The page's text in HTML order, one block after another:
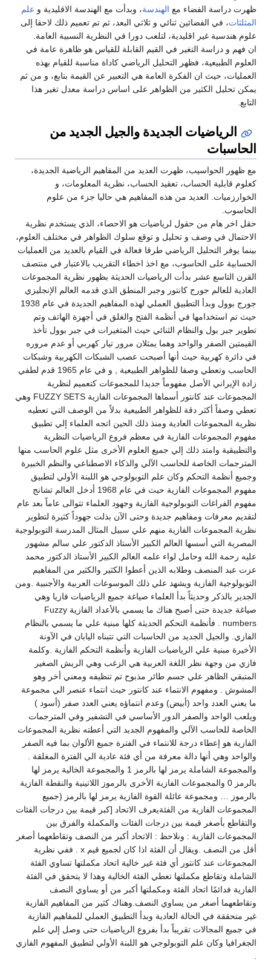
ظهرت دراسة الفضاء مع الهندسة، وبدأت مع الهندسة الاقليدية و علم
المثلثات، في الفضائين ثنائي و ثلاثي البعد، ثم تم تعميم ذلك لاحقا إلى
علوم هندسية غير اقليدية، لتلعب دورا في النظرية النسبية العامة.
ان فهم و دراسة التغير في القيم القابلة للقياس هو ظاهرة عامة في
العلوم الطبيعية، فظهر التحليل الرياضي كاداة مناسبة للقيام بهذه
العمليات، حيث ان الفكرة العامة هي التعبير عن القيمة بتابع، و من ثم
يمكن تحليل الكثير من الظواهر على اساس دراسة معدل تغير هذا
التابع.
الرياضيات الجديدة والجيل الجديد من
الحاسبات
مع ظهور الحواسيب، ظهرت العديد من المفاهيم الرياضية الجديدة،
كعلوم قابلية الحساب، تعقيد الحساب، نظرية المعلومات، و
الخوارزميات. العديد من هذه المفاهيم هي حاليا جزء من علوم
الحاسوب.
حقل اخر هام من حقول لرياضيات هو الاحصاء، الذي يستخدم نظرية
الاحتمال في وصف و تحليل و توقع سلوك الظواهر في مختلف العلوم،
بينما يوفر التحليل الرياضي طرقا فعالة في القيام بالعديد من العمليات
الحسابية على الحاسوب، مع اخذ اخطاء التقريب بالاعتبار في منتصف
القرن التاسع عشر بدأت الرياضيات الحديثة بظهور نظرية المجموعات
العادية للعالم جورج كانتور وجبر المنطق الذي قدمه العالم الإنجليزي
جورج بوول وبدأ التطبيق العملي لهذه المفاهيم الجديدة في عام 1938
حيث تم استخدامها في أنظمة الفتح والغلق في أجهزة الهاتف وتم
تطوير جبر بول والنظام الثنائي حيث المتغيرات في جبر بوول تأخذ
القيمتين الصفر والواحد وهما يمثلان مرور تيار كهربي أو عدم مروره
في دائرة كهربية حيث أنها أصبحت عصب الشبكات الكهربية وشبكات
الحاسب وتعطي وصفا للظواهر الطبيعية , و في عام 1965 قدم لطفي
زادة الإيراني الأصل مفهوماً جديدا للمجموعات كتعميم لنظرية
المجموعات عند كانتور أسماها المجموعات الفازية FUZZY SETS وهي
تعطي وصفاً أكثر دقة للظواهر الطبيعية بدلاً من الوصف التي تعطيه
نظرية المجموعات العادية ومنذ ذلك الحين اتجه العلماء إلي تطبيق
مفهوم المجموعات الفازية في معظم فروع الرياضيات النظرية
والتطبيقية وامتد ذلك إلي جميع العلوم الأخرى مثل علوم الحاسب منها
المترجمات الخاصة للحاسب الآلي والذكاء الاصطناعي والنظم الخبيرة
وجميع أنظمة التحكم وكان علم التوبولوجي هو اللبنة الأولي لتطبيق
مفهوم المجموعات الفازية حيث في عام 1968 أدخل العالم تشانج
مفهوم الفراغات التوبولوجية الفازية وجهود العلماء تتوالى عاماً بعد عام
لتقديم معرفات ومفاهيم جديدة وحتى الآن بذلت جهوداً كثيرة لتطوير
نظرية المجموعات الفازية منهم علي سبيل المثال المدرسة التوبولوجية
المصرية التي أسسها العالم الكبير الأستاذ الدكتور علي سالم مشهور
عليه رحمة الله وحامل لواء علمه العالم الكبير الأستاذ الدكتور محمد
عزت عبد المنصف وطلابه الذين أعطوا الكثير والكثير من المفاهيم
التوبولوجية الفازية ويشهد علي ذلك الموسوعات العربية والأجنبية .ومن
الجدير بالذكر وحديثاً بدأ العلماء صياغة جميع الرياضيات فازيا وهي
صياغة جديدة حتى أصبح هناك ما يسمي بالأعداد الفازية Fuzzy
numbers . فأنظمة التحكم الحديثة كلها مبنية علي ما يسمي بالنظام
الفازي. والجيل الجديد من الحاسبات التي تتبناه اليابان في الآونة
الأخيرة مبنية علي الرياضيات الفازية وأنظمة التحكم الفازية .وكلمة
فازي من وجهة نظر اللغة العربية هي الزغب وهي الريش الصغير
المتبقي الظاهر علي جسم طائر مذبوح تم تنظيفه ومعني أخر وهو
المشوش . ومفهوم الانتماء عند كانتور حيث انتماء عنصر الي مجموعة
ما يعني العدد واحد (أبيض) وعدم انتماؤه يعني العدد صفر (أسود )
ويلعب الواحد والصفر الدور الأساسي في التشفير وفي المترجمات
الخاصة للحاسب الآلي والمفهوم الجديد التي أعطته نظرية المجموعات
الفازية هو إعطاء درجة للانتماء في الفترة جميع الألوان بما فيه الصفر
والواحد وهي أنها دالة معرفة من أي فئة عادية الي الفترة المغلقة .
والمجموعة الشاملة يرمز لها بالرمز 1 والمجموعة الخالية يرمز لها
بالرمز 0 والمجموعات الفازية الأخرى بالرموز اللاتينية والنقطة الفازية
بالرموز … ومجموعة عائلة القوة الفازية يرمز لها بالرمز (جميع
المجموعات الفازية من الفئةيعرف الاتحاد [كبر قيمة بين درجات الفئات
والتقاطع بأصغر قيمة بين درجات الفئات والمكملة والفرق بين
المجموعات الفازية : ونلاحظ : الاتحاد أكبر من النصف وتقاطعهما أصغر
أقل من النصف .ويقال أن الفئة اذا كان لجميع قيم x . ففي نظرية
المجموعات عند كانتور أي فئة غير خالية اتحاد مكملتها تساوي الفئة
الشاملة وتقاطع مكملتها تعطي الفئة الخالية وهذا لا يتحقق في الفئة
الفازية فدائمًا اتحاد الفئة ومكملتها أكبر من أو يساوي النصف
وتقاطعهما أصغر من يساوي النصف.وهناك كثير من المفاهيم الفازية
غير متحققة في الحالة العادية وبدأ التطبيق العملي للمفاهيم الفازية
في جميع المجالات تقريباً بدأ بفروع الرياضيات حتى وصل إلي علم
الجغرافيا وكان علم التوبولوجي هو اللبنة الأولي لتطبيق المفهوم الفازي
.